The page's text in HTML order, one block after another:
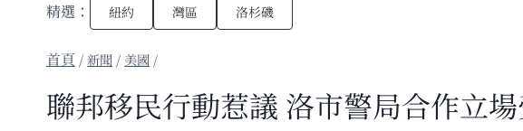
精選： 紐約 灣區 洛杉磯
/新聞 / 美國 /
聯邦移民行動惹議 洛市警局合作立